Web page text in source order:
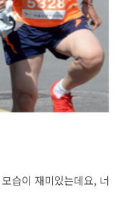
습이 재미있는데요, 너